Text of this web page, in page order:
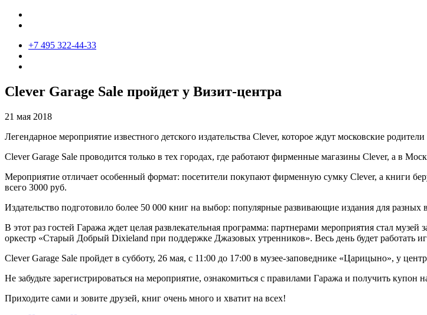
+7 495 322-44-33
Clever Garage Sale пройдет у Визит-центра
21 мая 2018
Легендарное мероприятие известного детского издательства Clever, которое ждут московские
Clever Garage Sale проводится только в тех городах, где работают фирменные магазины Clever, а в
Мероприятие отличает особенный формат: посетители покупают фирменную сумку Clever, а книги
всего 3000 руб.
Издательство подготовило более 50 000 книг на выбор: популярные развивающие издания для
В этот раз гостей Гаража ждет целая развлекательная программа: партнерами мероприятия стал
оркестр «Старый Добрый Dixieland при поддержке Джазовых утренников». Весь день будет работать
Clever Garage Sale пройдет в субботу, 26 мая, с 11:00 до 17:00 в музее-заповеднике «Царицыно», у
Не забудьте зарегистрироваться на мероприятие, ознакомиться с правилами Гаража и получить купон
Приходите сами и зовите друзей, книг очень много и хватит на всех!